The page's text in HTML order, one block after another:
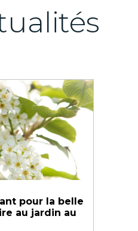
pour la belle
au jardin au